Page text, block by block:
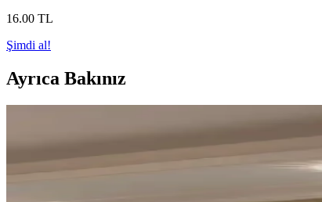
16.00 TL
Şimdi al!
Ayrıca Bakınız
Ucuz Tül Seçenekleri ve Kullanım İpuçları Ev
Uygun fiyatlı tüller, çeşitli renk ve doku seçenekleriyle
İkea Desenli Rulo Perdeler: Estetik ve